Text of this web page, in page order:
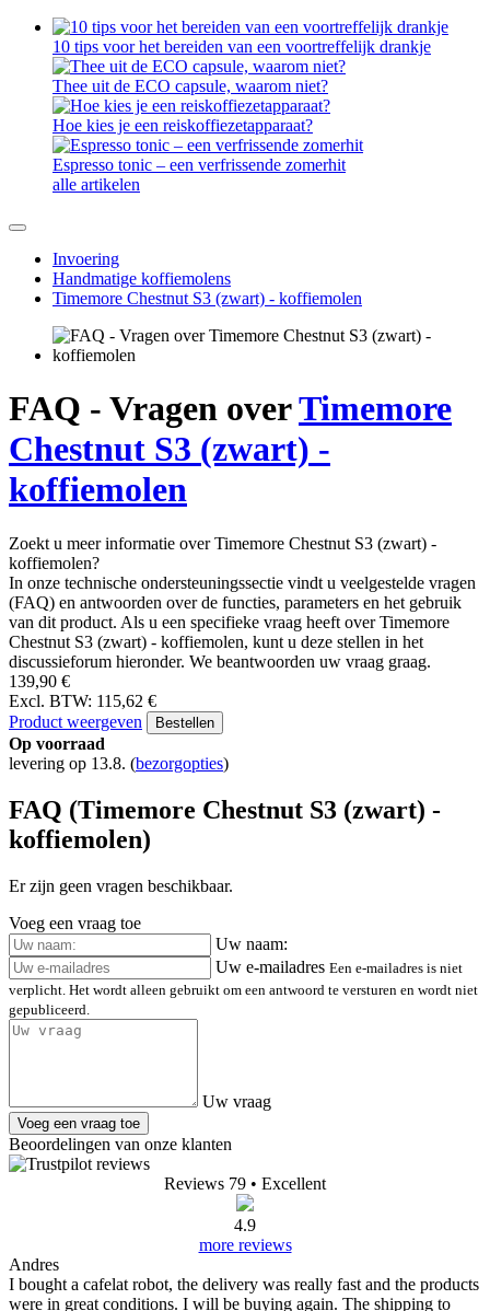
10 tips voor het bereiden van een voortreffelijk drankje
Thee uit de ECO capsule, waarom niet?
Hoe kies je een reiskoffiezetapparaat?
Espresso tonic – een verfrissende zomerhit
alle artikelen
Invoering
Handmatige koffiemolens
Timemore Chestnut S3 (zwart) - koffiemolen
FAQ - Vragen overTimemore
Chestnut S3 (zwart) -
koffiemolen
Zoekt u meer informatie over Timemore Chestnut S3 (zwart) -
koffiemolen?
In onze technische ondersteuningssectie vindt u veelgestelde vragen
(FAQ) en antwoorden over de functies, parameters en het gebruik
van dit product. Als u een specifieke vraag heeft over Timemore
Chestnut S3 (zwart) - koffiemolen, kunt u deze stellen in het
discussieforum hieronder. We beantwoorden uw vraag graag.
139,90 €
Excl. BTW: 115,62 €
Product weergeven
Bestellen
Op voorraad
levering op 13.8. (bezorgopties)
FAQ (Timemore Chestnut S3 (zwart) -
koffiemolen)
Er zijn geen vragen beschikbaar.
Voeg een vraag toe
Uw naam:
Uw e-mailadres Een e-mailadres is niet
verplicht. Het wordt alleen gebruikt om een antwoord te versturen en wordt niet
gepubliceerd.
Uw vraag
Voeg een vraag toe
Beoordelingen van onze klanten
Reviews 79 • Excellent
4.9
more reviews
Andres
I bought a cafelat robot, the delivery was really fast and the products
were in great conditions. I will be buying again. The shipping to